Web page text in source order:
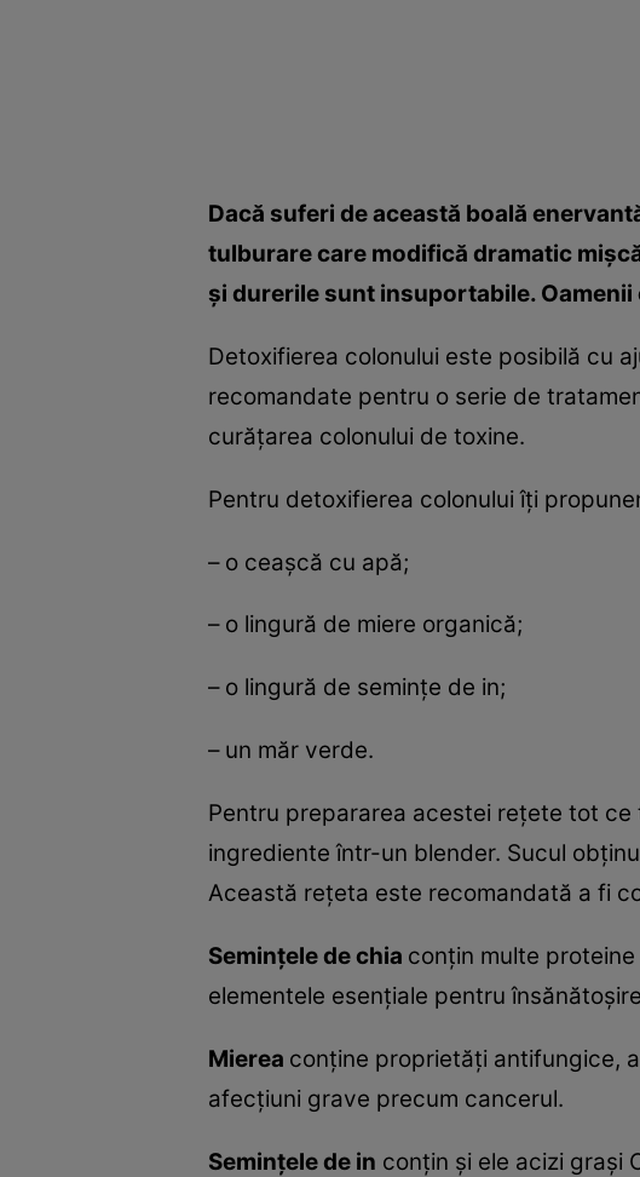
Dacă suferi de această boală
tulburare care modifică dramatic
şi durerile sunt insuportabile.
Detoxifierea colonului este posibilă cu
recomandate pentru o serie de
curăţarea colonului de toxine.
Pentru detoxifierea colonului îţi
– o ceaşcă cu apă;
– o lingură de miere organică;
– o lingură de seminţe de in;
– un măr verde.
Pentru prepararea acestei reţete tot ce
ingrediente într-un blender. Sucul
Această reţeta este recomandată a fi
Seminţele de chia conţin multe
elementele esenţiale pentru
Mierea conţine proprietăţi antifungice,
afecţiuni grave precum cancerul.
Seminţele de in conţin şi ele acizi graşi